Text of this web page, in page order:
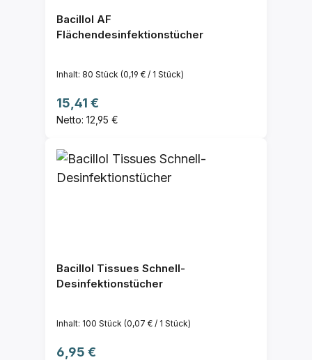
Bacillol AF
Flächendesinfektionstücher
Inhalt: 80 Stück (0,19 € / 1 Stück)
Regulärer Preis:
15,41 €
Netto: 12,95 €
Bacillol Tissues Schnell-
Desinfektionstücher
Inhalt: 100 Stück (0,07 € / 1 Stück)
Regulärer Preis:
6,95 €